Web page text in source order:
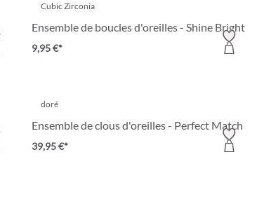
Cubic Zirconia
Ensemble de boucles d'oreilles - Shine Bright
9,95 €*
doré
Ensemble de clous d'oreilles - Perfect Match
39,95 €*